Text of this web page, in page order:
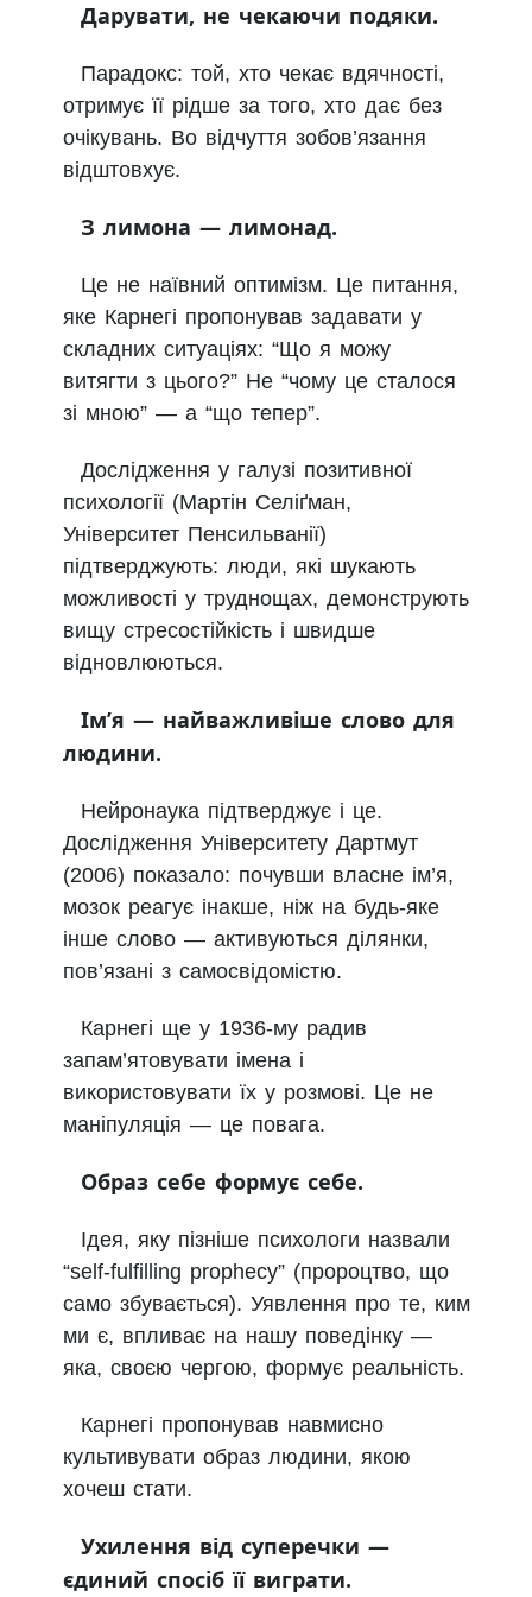
Дарувати, не чекаючи подяки.
Парадокс: той, хто чекає вдячності,
отримує її рідше за того, хто дає без
очікувань. Bо відчуття зобов’язання
відштовхує.
З лимона — лимонад.
Це не наївний оптимізм. Це питання,
яке Карнегі пропонував задавати у
складних ситуаціях: “Що я можу
витягти з цього?” Не “чому це сталося
зі мною” — а “що тепер”.
Дослідження у галузі позитивної
психології (Мартін Селіґман,
Університет Пенсильванії)
підтверджують: люди, які шукають
можливості у труднощах, демонструють
вищу стресостійкість і швидше
відновлюються.
Ім’я — найважливіше слово для
людини.
Нейронаука підтверджує і це.
Дослідження Університету Дартмут
(2006) показало: почувши власне ім’я,
мозок реагує інакше, ніж на будь-яке
інше слово — активуються ділянки,
пов’язані з самосвідомістю.
Карнегі ще у 1936-му радив
запам’ятовувати імена і
використовувати їх у розмові. Це не
маніпуляція — це повага.
Образ себе формує себе.
Ідея, яку пізніше психологи назвали
“self-fulfilling prophecy” (пророцтво, що
само збувається). Уявлення про те, ким
ми є, впливає на нашу поведінку —
яка, своєю чергою, формує реальність.
Карнегі пропонував навмисно
культивувати образ людини, якою
хочеш стати.
Ухилення від суперечки —
єдиний спосіб її виграти.